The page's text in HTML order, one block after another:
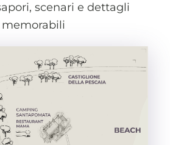
scenari e dettagli
memorabili